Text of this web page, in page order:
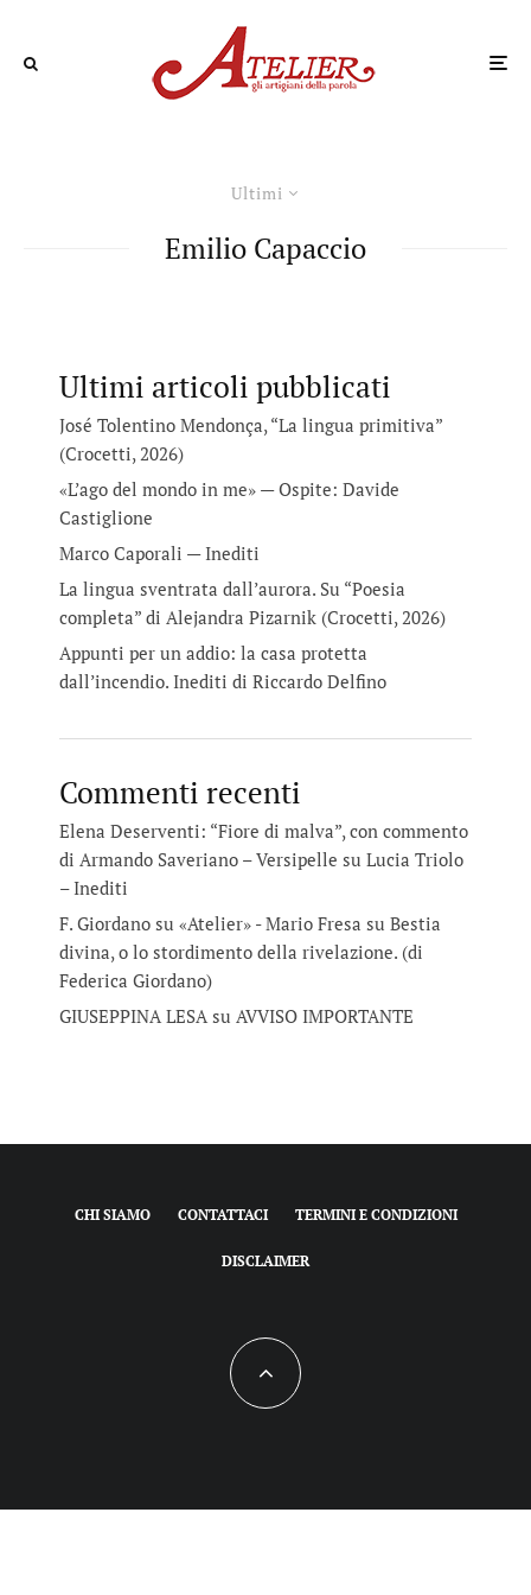
Ultimi
Emilio Capaccio
Ultimi articoli pubblicati
José Tolentino Mendonça, “La lingua primitiva”
(Crocetti, 2026)
«L’ago del mondo in me» — Ospite: Davide
Castiglione
Marco Caporali — Inediti
La lingua sventrata dall’aurora. Su “Poesia
completa” di Alejandra Pizarnik (Crocetti, 2026)
Appunti per un addio: la casa protetta
dall’incendio. Inediti di Riccardo Delfino
Commenti recenti
Elena Deserventi: “Fiore di malva”, con commento
di Armando Saveriano – Versipelle su Lucia Triolo
– Inediti
F. Giordano su «Atelier» - Mario Fresa su Bestia
divina, o lo stordimento della rivelazione. (di
Federica Giordano)
GIUSEPPINA LESAsu AVVISO IMPORTANTE
CHI SIAMO CONTATTACI TERMINI E CONDIZIONI
DISCLAIMER